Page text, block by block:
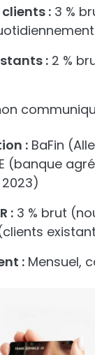
: 3 %
: 2 %
: BaFin
(banque
: 3 % brut
: Mensuel,